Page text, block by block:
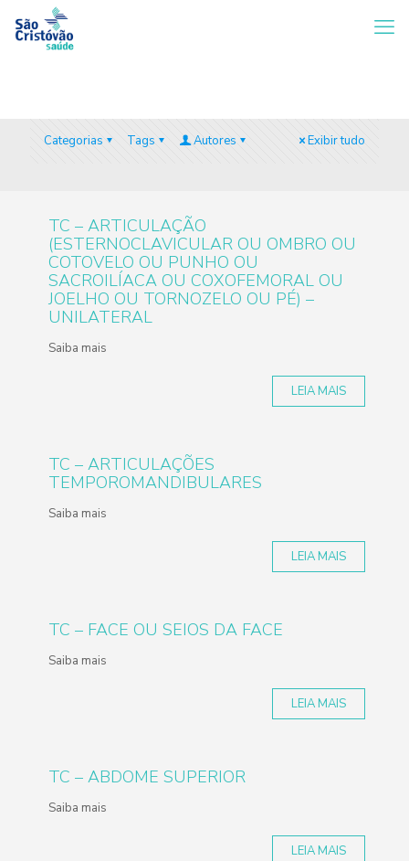
Categorias Tags Autores Exibir tudo
TC – ARTICULAÇÃO
(ESTERNOCLAVICULAR OU OMBRO OU
COTOVELO OU PUNHO OU
SACROILÍACA OU COXOFEMORAL OU
JOELHO OU TORNOZELO OU PÉ) –
UNILATERAL
Saiba mais
LEIA MAIS
TC – ARTICULAÇÕES
TEMPOROMANDIBULARES
Saiba mais
LEIA MAIS
TC – FACE OU SEIOS DA FACE
Saiba mais
LEIA MAIS
TC – ABDOME SUPERIOR
Saiba mais
LEIA MAIS